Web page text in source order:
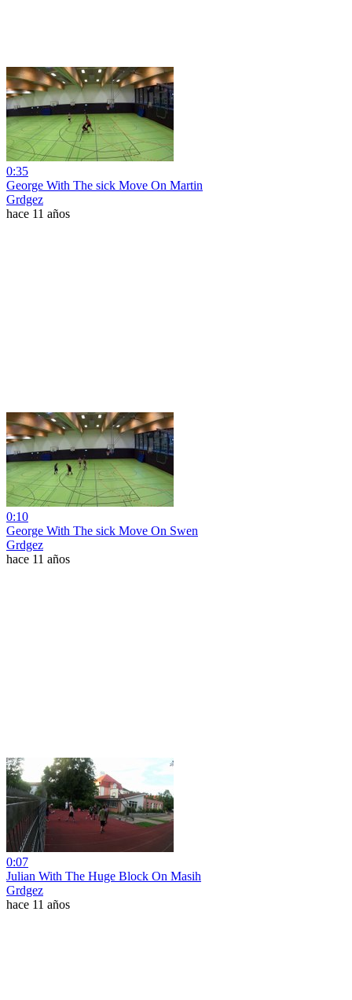
0:35
George With The sick Move On Martin
Grdgez
hace 11 años
0:10
George With The sick Move On Swen
Grdgez
hace 11 años
0:07
Julian With The Huge Block On Masih
Grdgez
hace 11 años